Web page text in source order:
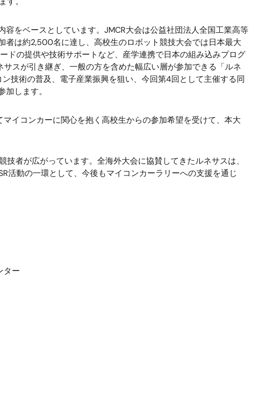
をベースとしています。JMCR大会は公益社団法人全国工業高等
者は約2,500名に達し、高校生のロボット競技大会では日本最大
ドの提供や技術サポートなど、産学連携で日本の組み込みプログ
スが引き継ぎ、一般の方を含めた幅広い層が参加できる「ルネ
技術の普及、電子産業振興を狙い、今回第4回として主催する同
します。
イコンカーに関心を抱く高校生からの参加希望を受けて、本大
者が広がっています。全海外大会に協賛してきたルネサスは、
活動の一環として、今後もマイコンカーラリーへの支援を通じ
ター